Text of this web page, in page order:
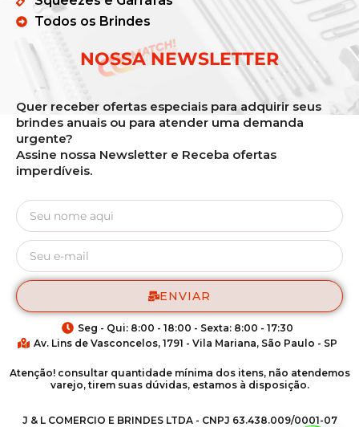
Todos os Brindes
NOSSA NEWSLETTER
Quer receber ofertas especiais para adquirir seus
brindes anuais ou para atender uma demanda
urgente?
Assine nossa Newsletter e Receba ofertas
imperdíveis.
ENVIAR
Seg - Qui: 8:00 - 18:00 - Sexta: 8:00 - 17:30
Av. Lins de Vasconcelos, 1791 - Vila Mariana, São Paulo - SP
Atenção! consultar quantidade mínima dos itens, não atendemos
varejo, tirem suas dúvidas, estamos à disposição.
J & L COMERCIO E BRINDES LTDA - CNPJ 63.438.009/0001-07